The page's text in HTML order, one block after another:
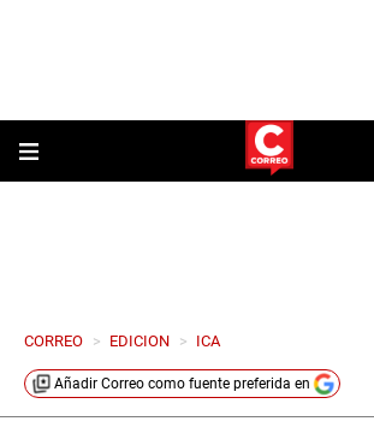
CORREO > EDICION > ICA
Añadir Correo como fuente preferida en